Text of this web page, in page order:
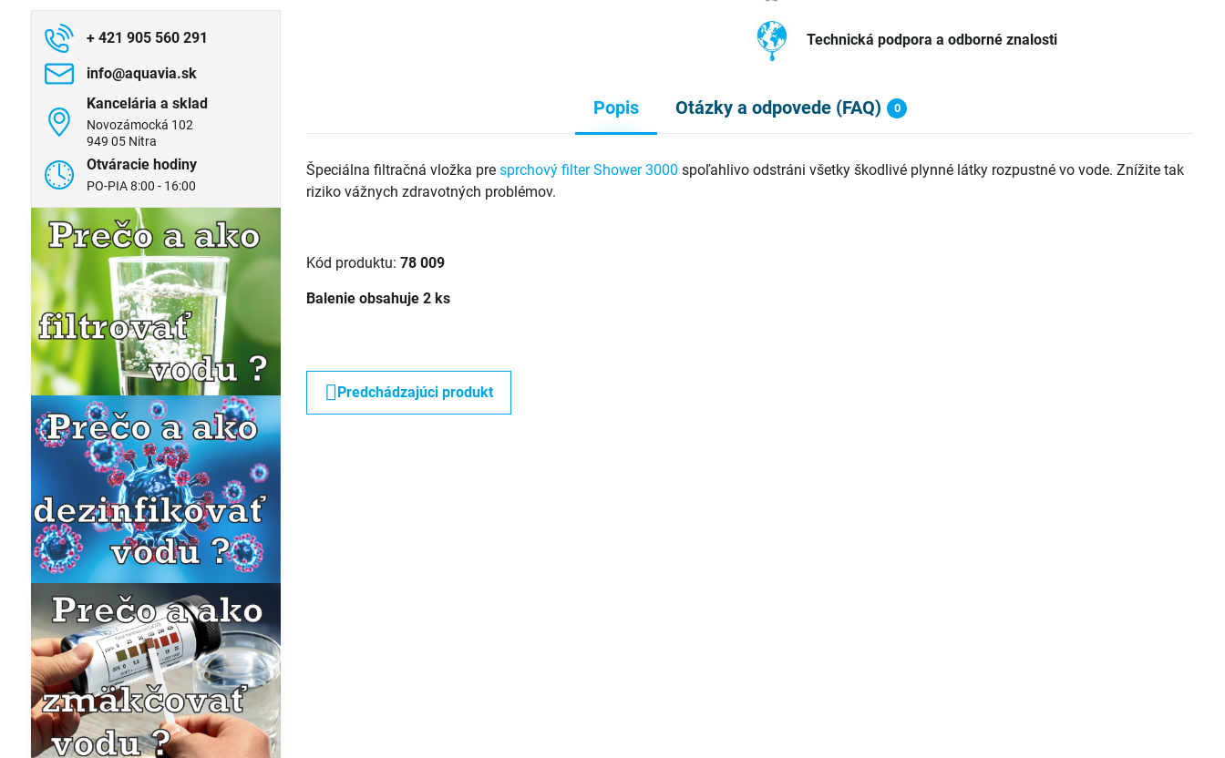
Technická podpora a odborné znalosti
Popis Otázky a odpovede (FAQ) 0
Špeciálna filtračná vložka presprchový filter Shower 3000 spoľahlivo odstráni všetky škodlivé plynné látky rozpustné vo vode. Znížite tak
riziko vážnych zdravotných problémov.
Kód produktu:78 009
Balenie obsahuje 2 ks
Predchádzajúci produkt
+ 421 905 560 291
info​@aquavia​.sk
Kancelária a sklad
Novozámocká 102
949 05 Nitra
Otváracie hodiny
PO-PIA 8:00 - 16:00